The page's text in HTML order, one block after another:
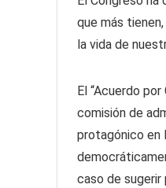
que más
la vida de
El “Acuerdo
comisión de
protagónico en
caso de